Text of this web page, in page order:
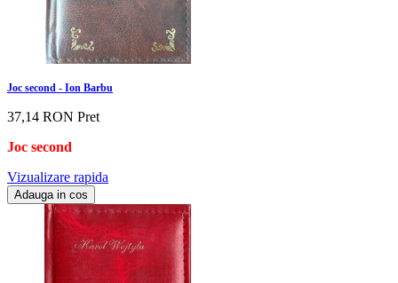
Joc second - Ion Barbu
37,14 RON Pret
Joc second
Vizualizare rapida
Adauga in cos